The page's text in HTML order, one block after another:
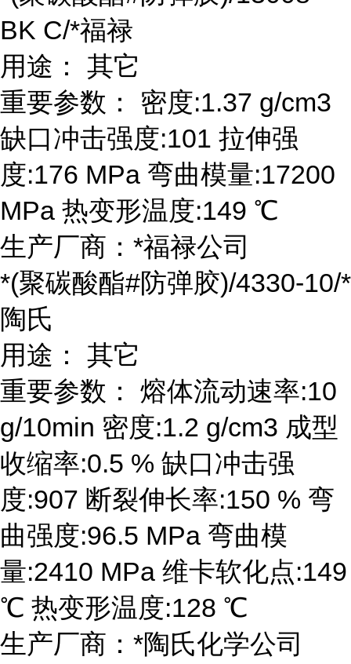
BK C/*福禄
用途： 其它
重要参数： 密度:1.37 g/cm3
缺口冲击强度:101 拉伸强
度:176 MPa 弯曲模量:17200
MPa 热变形温度:149 ℃
生产厂商：*福禄公司
*(聚碳酸酯#防弹胶)/4330-10/*
陶氏
用途： 其它
重要参数： 熔体流动速率:10
g/10min 密度:1.2 g/cm3 成型
收缩率:0.5 % 缺口冲击强
度:907 断裂伸长率:150 % 弯
曲强度:96.5 MPa 弯曲模
量:2410 MPa 维卡软化点:149
℃ 热变形温度:128 ℃
生产厂商：*陶氏化学公司